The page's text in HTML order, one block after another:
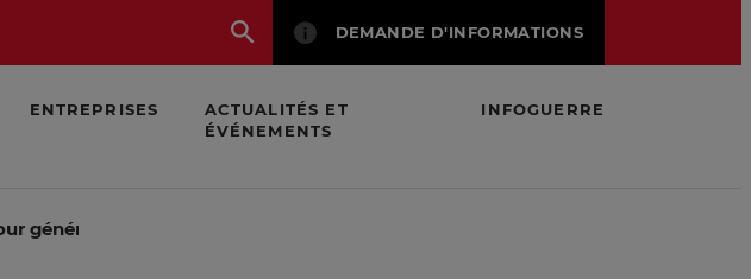
DEMANDE D'INFORMATIONS
ENTREPRISES
ACTUALITÉS ET
ÉVÉNEMENTS
INFOGUERRE
généraliser l'usage du Nutri-Score